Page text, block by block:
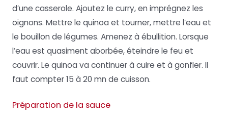
d’une casserole. Ajoutez le curry, en imprégnez les
oignons. Mettre le quinoa et tourner, mettre l’eau et
le bouillon de légumes. Amenez à ébullition. Lorsque
l’eau est quasiment aborbée, éteindre le feu et
couvrir. Le quinoa va continuer à cuire et à gonfler. Il
faut compter 15 à 20 mn de cuisson.
Préparation de la sauce